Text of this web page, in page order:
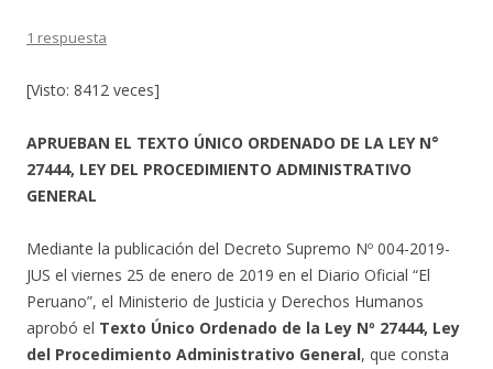
1 respuesta
[Visto: 8412 veces]
APRUEBAN EL TEXTO ÚNICO ORDENADO DE LA LEY N°
27444, LEY DEL PROCEDIMIENTO ADMINISTRATIVO
GENERAL
Mediante la publicación del Decreto Supremo Nº 004-2019-
JUS el viernes 25 de enero de 2019 en el Diario Oficial “El
Peruano”, el Ministerio de Justicia y Derechos Humanos
aprobó el Texto Único Ordenado de la Ley Nº 27444, Ley
del Procedimiento Administrativo General, que consta